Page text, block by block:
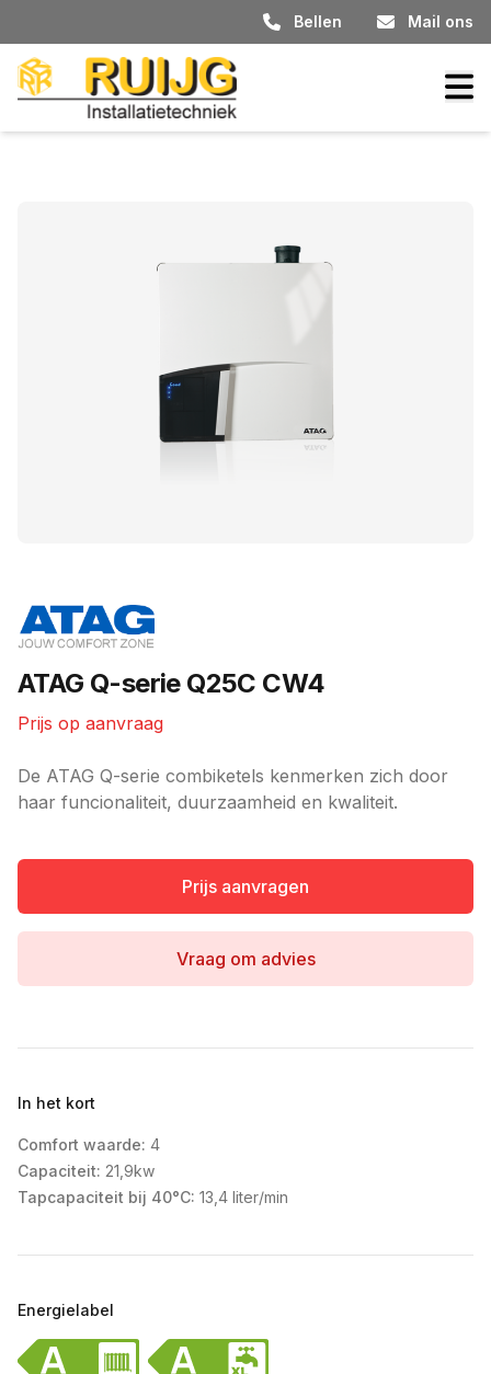
Bellen Mail ons
ATAG Q-serie Q25C CW4
Prijs op aanvraag
Merk
De ATAG Q-serie combiketels kenmerken zich door
haar funcionaliteit, duurzaamheid en kwaliteit.
Prijs aanvragen
Vraag om advies
In het kort
Comfort waarde: 4
Capaciteit: 21,9kw
Tapcapaciteit bij 40°C: 13,4 liter/min
Energielabel